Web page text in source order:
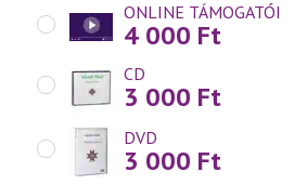
ONLINE TÁMOGATÓI
4 000 Ft
CD
3 000 Ft
DVD
3 000 Ft